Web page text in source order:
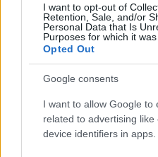
I want to opt-out of
Retention, Sale, and/or
Personal Data that Is
Purposes for which it was
Opted Out
Google consents
I want to allow Google to
related to advertising
device identifiers in apps.
El Brent cae un 8.3% y
NEWS